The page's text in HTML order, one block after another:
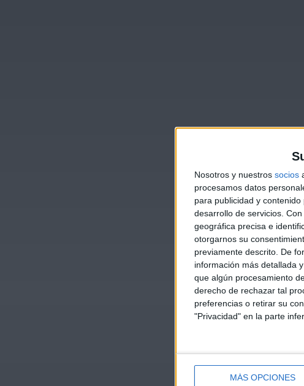
Nosotros y nuestros socios
procesamos datos
para publicidad y
desarrollo de servicios. Con
geográfica precisa e
otorgarnos su
previamente descrito. De
información más detallada
que algún procesamiento
derecho de rechazar tal
preferencias o retirar su
"Privacidad" en la parte
MÁS OPCIONES